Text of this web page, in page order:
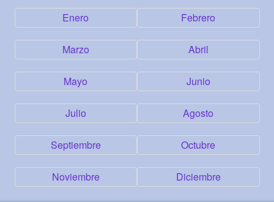
Enero Febrero
Marzo Abril
Mayo Junio
Julio Agosto
Septiembre Octubre
Noviembre Diciembre